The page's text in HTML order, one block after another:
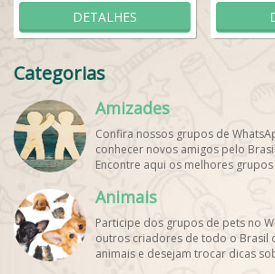
DETALHES
Categorias
Amizades
Confira nossos grupos de
conhecer novos amigos pelo
Encontre aqui os melhores
Animais
Participe dos grupos de pets no
outros criadores de todo o Brasil
animais e desejam trocar dicas